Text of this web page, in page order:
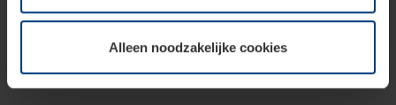
toestemming kunt u op elk moment bij de uitleg van de
wijzigen of herroepen.Alleen noodzakelijke cookies